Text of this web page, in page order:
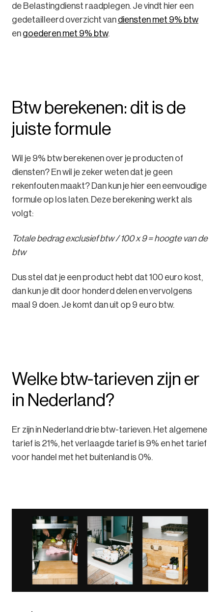
de Belastingdienst raadplegen. Je vindt hier een
gedetailleerd overzicht van diensten met 9% btw
en goederen met 9% btw.
Btw berekenen: dit is de
juiste formule
Wil je 9% btw berekenen over je producten of
diensten? En wil je zeker weten dat je geen
rekenfouten maakt? Dan kun je hier een eenvoudige
formule op los laten. Deze berekening werkt als
volgt:
Totale bedrag exclusief btw / 100 x 9 = hoogte van de
btw
Dus stel dat je een product hebt dat 100 euro kost,
dan kun je dit door honderd delen en vervolgens
maal 9 doen. Je komt dan uit op 9 euro btw.
Welke btw-tarieven zijn er
in Nederland?
Er zijn in Nederland drie btw-tarieven. Het algemene
tarief is 21%, het verlaagde tarief is 9% en het tarief
voor handel met het buitenland is 0%.